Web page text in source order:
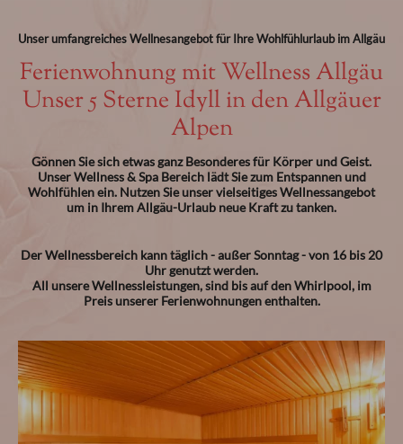
Saunawelt
Infos
Blog
Impressionen
Tel.08365 703 687
Warenkorb ist leer
Unser umfangreiches Wellnesangebot für Ihre Wohlfühlurlaub im Allgäu
Ferienwohnung mit Wellness Allgäu
Unser 5 Sterne Idyll in den Allgäuer
Alpen
Gönnen Sie sich etwas ganz Besonderes für Körper und Geist.
Unser Wellness & Spa Bereich lädt Sie zum Entspannen und
Wohlfühlen ein. Nutzen Sie unser vielseitiges Wellnessangebot
um in Ihrem Allgäu-Urlaub neue Kraft zu tanken.
Der Wellnessbereich kann täglich - außer Sonntag - von 16 bis 20
Uhr genutzt werden.
All unsere Wellnessleistungen, sind bis auf den Whirlpool, im
Preis unserer Ferienwohnungen enthalten.